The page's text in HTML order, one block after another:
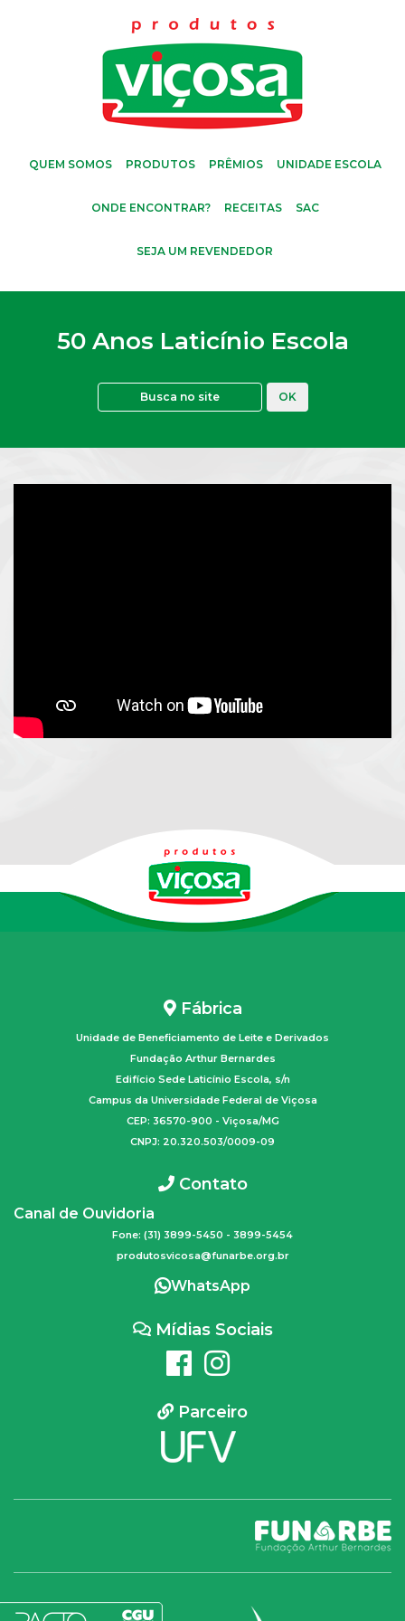
QUEM SOMOS PRODUTOS PRÊMIOS UNIDADE ESCOLA
ONDE ENCONTRAR? RECEITAS SAC
SEJA UM REVENDEDOR
50 Anos Laticínio Escola
OK
Fábrica
Unidade de Beneficiamento de Leite e Derivados
Fundação Arthur Bernardes
Edifício Sede Laticínio Escola, s/n
Campus da Universidade Federal de Viçosa
CEP: 36570-900 - Viçosa/MG
CNPJ: 20.320.503/0009-09
Contato
Canal de Ouvidoria
Fone: (31) 3899-5450 - 3899-5454
produtosvicosa@funarbe.org.br
WhatsApp
Mídias Sociais
Parceiro